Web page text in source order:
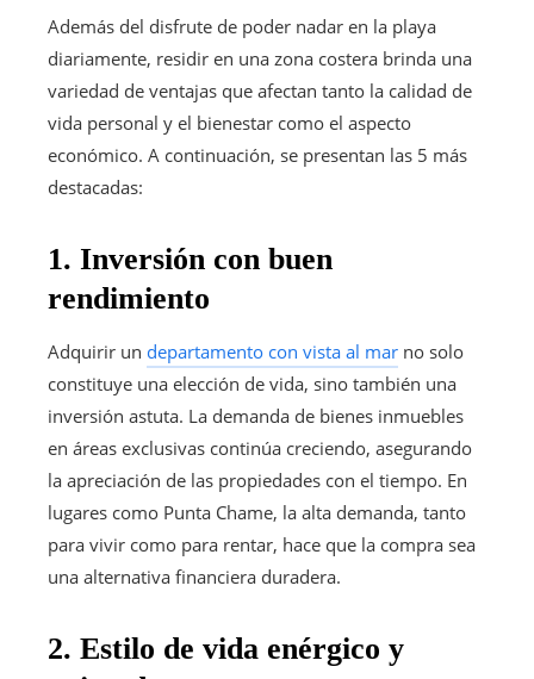
Además del disfrute de poder nadar en la playa
diariamente, residir en una zona costera brinda una
variedad de ventajas que afectan tanto la calidad de
vida personal y el bienestar como el aspecto
económico. A continuación, se presentan las 5 más
destacadas:
1. Inversión con buen
rendimiento
Adquirir un departamento con vista al mar no solo
constituye una elección de vida, sino también una
inversión astuta. La demanda de bienes inmuebles
en áreas exclusivas continúa creciendo, asegurando
la apreciación de las propiedades con el tiempo. En
lugares como Punta Chame, la alta demanda, tanto
para vivir como para rentar, hace que la compra sea
una alternativa financiera duradera.
2. Estilo de vida enérgico y